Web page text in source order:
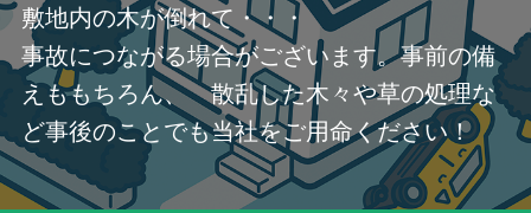
敷地内の木が倒れて・・・
事故につながる場合がございます。事前の備
えももちろん、 散乱した木々や草の処理な
ど事後のことでも当社をご用命ください！